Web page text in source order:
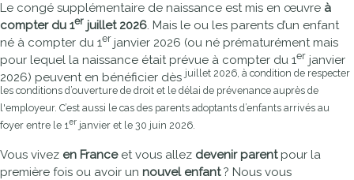
Le congé supplémentaire de naissance est mis en œuvre à
compter du 1er juillet 2026. Mais le ou les parents d’un enfant
né à compter du 1er janvier 2026 (ou né prématurément mais
pour lequel la naissance était prévue à compter du 1er janvier
2026) peuvent en bénéficier dèsjuillet 2026, à condition de respecter
les conditions d’ouverture de droit et le délai de prévenance auprès de
l'employeur. C’est aussi le cas des parents adoptants d’enfants arrivés au
foyer entre le 1er janvier et le 30 juin 2026.
Vous vivez en Franceet vous allez devenir parentpour la
première fois ou avoir un nouvel enfant? Nous vous